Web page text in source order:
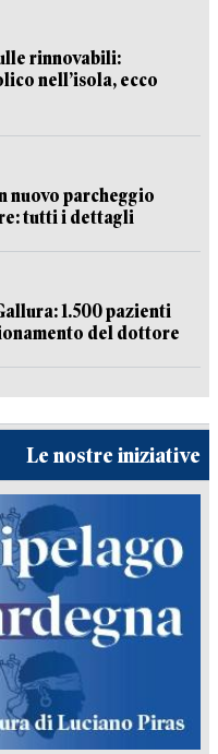
rinnovabili:
nell’isola, ecco
nuovo parcheggio
tutti i dettagli
1.500 pazienti
del dottore
Le nostre iniziative